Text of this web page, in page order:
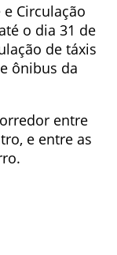
Circulação
o dia 31 de
de táxis
ônibus da
entre
e entre as